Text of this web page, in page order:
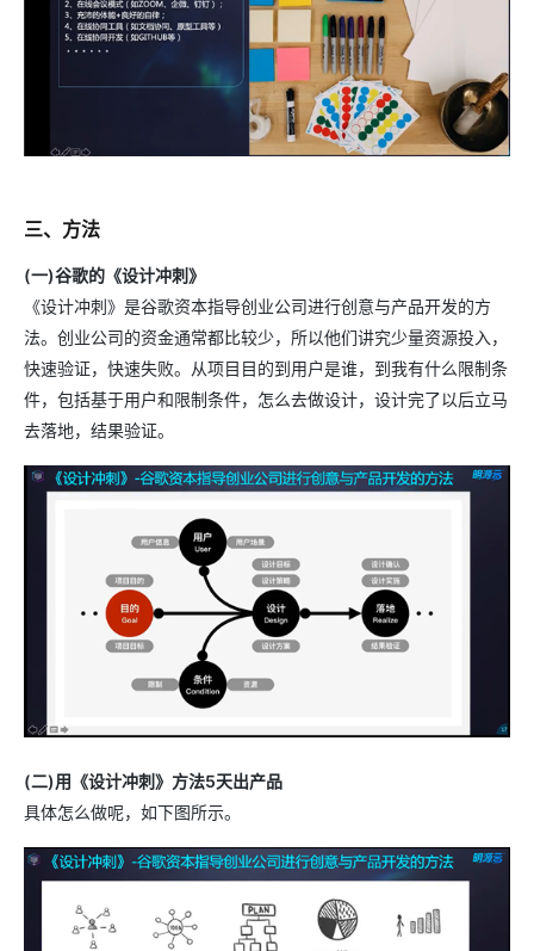
三、方法
(一)谷歌的《设计冲刺》
《设计冲刺》是谷歌资本指导创业公司进行创意与产品开发的方
法。创业公司的资金通常都比较少，所以他们讲究少量资源投入，
快速验证，快速失败。从项目目的到用户是谁，到我有什么限制条
件，包括基于用户和限制条件，怎么去做设计，设计完了以后立马
去落地，结果验证。
(二)用《设计冲刺》方法5天出产品
具体怎么做呢，如下图所示。